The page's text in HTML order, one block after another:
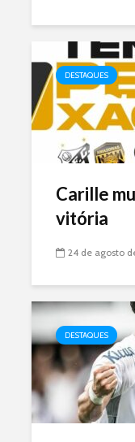
DESTAQUES
Carille
vitória
24 de agosto
DESTAQUES